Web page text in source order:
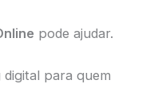
pode ajudar.
digital para quem